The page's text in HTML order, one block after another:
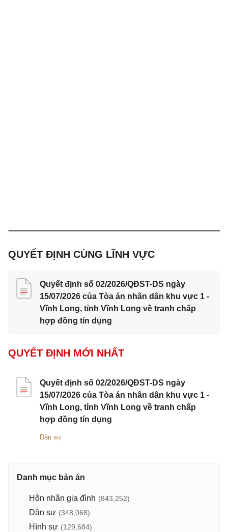
QUYẾT ĐỊNH CÙNG LĨNH VỰC
Quyết định số 02/2026/QĐST-DS ngày
15/07/2026 của Tòa án nhân dân khu vực 1 -
Vĩnh Long, tỉnh Vĩnh Long về tranh chấp
hợp đồng tín dụng
QUYẾT ĐỊNH MỚI NHẤT
Quyết định số 02/2026/QĐST-DS ngày
15/07/2026 của Tòa án nhân dân khu vực 1 -
Vĩnh Long, tỉnh Vĩnh Long về tranh chấp
hợp đồng tín dụng
Dân sự
Danh mục bản án
Hôn nhân gia đình (843,252)
Dân sự (348,068)
Hình sự (129,684)